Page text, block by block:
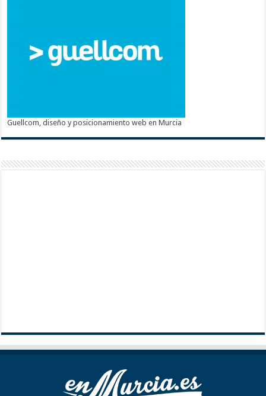
Guellcom, diseño y posicionamiento web en Murcia